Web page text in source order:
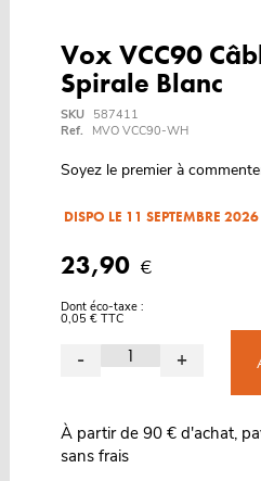
Vox VCC90
Spirale Blanc
SKU
587411
Ref.
MVO VCC90-WH
Soyez le premier à
DISPO LE 11 SEPTEMBRE 2026
23,90 €
Dont éco-taxe :
0,05 € TTC
- +
À partir de 90 € d'achat,
sans frais